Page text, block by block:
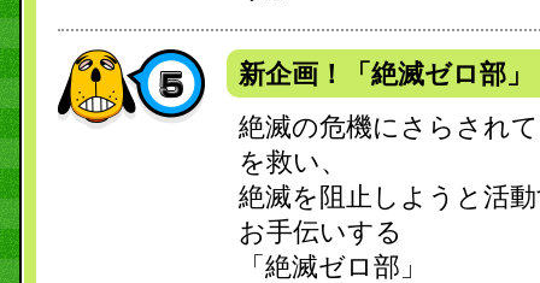
新企画！「絶滅ゼロ部」
絶滅の危機にさらされ
を救い、
絶滅を阻止しようと活
お手伝いする
「絶滅ゼロ部」